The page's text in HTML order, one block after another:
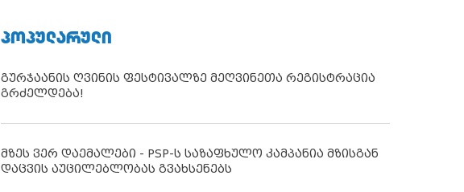
ᲞᲝᲞᲣᲚᲐᲠᲣᲚᲘ
გურჯაანის ღვინის ფესტივალზე მეღვინეთა რეგისტრაცია
გრძელდება!
მზეს ვერ დაემალები - PSP-ს საზაფხულო კამპანია მზისგან
დაცვის აუცილებლობას გვახსენებს